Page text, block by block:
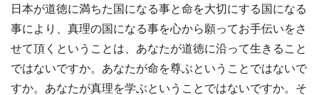
日本が道徳に満ちた国になる事と命を大切にする国になる
事により、真理の国になる事を心から願ってお手伝いをさ
せて頂くということは、あなたが道徳に沿って生きること
ではないですか。あなたが命を尊ぶということではないで
すか。あなたが真理を学ぶということではないですか。そ